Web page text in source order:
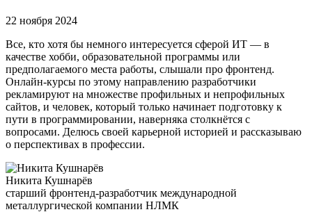
22 ноября 2024
Все, кто хотя бы немного интересуется сферой ИТ — в
качестве хобби, образовательной программы или
предполагаемого места работы, слышали про фронтенд.
Онлайн-курсы по этому направлению разработчики
рекламируют на множестве профильных и непрофильных
сайтов, и человек, который только начинает подготовку к
пути в программировании, наверняка столкнётся с
вопросами. Делюсь своей карьерной историей и рассказываю
о перспективах в профессии.
Никита Кушнарёв
старший фронтенд-разработчик международной
металлургической компании НЛМК